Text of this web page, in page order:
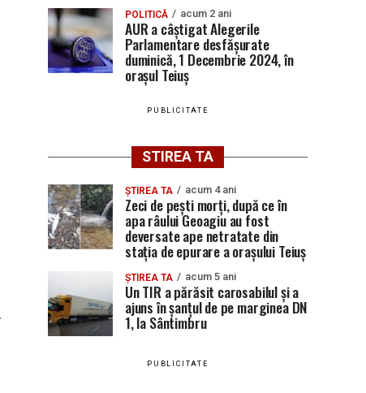
POLITICĂ acum 2 ani
AUR a câștigat Alegerile
Parlamentare desfășurate
duminică, 1 Decembrie 2024, în
orașul Teiuș
PUBLICITATE
STIREA TA
ȘTIREA TA acum 4 ani
Zeci de pești morți, după ce în
apa râului Geoagiu au fost
deversate ape netratate din
stația de epurare a orașului Teiuș
ȘTIREA TA acum 5 ani
Un TIR a părăsit carosabilul și a
ajuns în șanțul de pe marginea DN
1, la Sântimbru
PUBLICITATE